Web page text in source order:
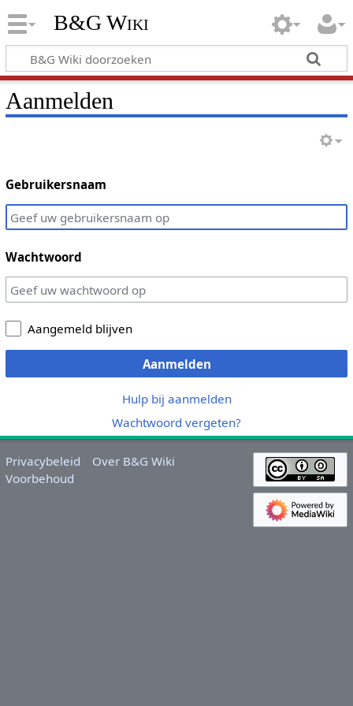
B&G Wiki
Aanmelden
Gebruikersnaam
Wachtwoord
Aangemeld blijven
Aanmelden
Hulp bij aanmelden
Wachtwoord vergeten?
Privacybeleid
Over B&G Wiki
Voorbehoud